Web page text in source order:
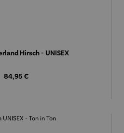
Hirsch - UNISEX
Regulärer Preis:
84,95 €